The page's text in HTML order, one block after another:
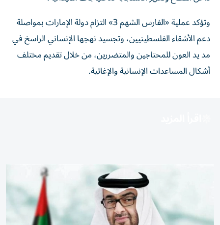
وتؤكد عملية «الفارس الشهم 3» التزام دولة الإمارات بمواصلة
دعم الأشقاء الفلسطينيين، وتجسيد نهجها الإنساني الراسخ في
مد يد العون للمحتاجين والمتضررين، من خلال تقديم مختلف
أشكال المساعدات الإنسانية والإغاثية.